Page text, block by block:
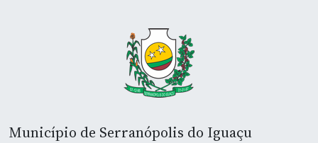
Município de Serranópolis do Iguaçu